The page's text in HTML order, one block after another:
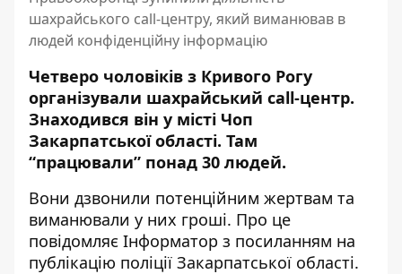
шахрайського call-центру, який виманював в
людей конфіденційну інформацію
Четверо чоловіків з Кривого Рогу
організували шахрайський call-центр.
Знаходився він у місті Чоп
Закарпатської області. Там
“працювали” понад 30 людей.
Вони дзвонили потенційним жертвам та
виманювали у них гроші. Про це
повідомляє Інформатор з посиланням на
публікацію поліції Закарпатської області.